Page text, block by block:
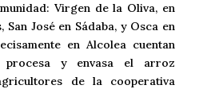
Virgen de la Oliva, en
José en Sádaba, y Osca en
en Alcolea cuentan
y envasa el arroz
de la cooperativa